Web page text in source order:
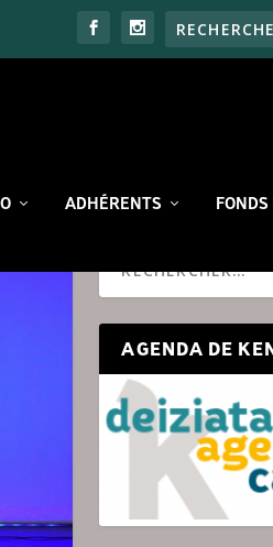
ADHÉRENTS FONDS
AGENDA DE